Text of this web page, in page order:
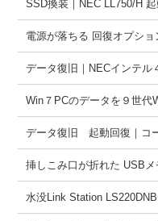
SSD換装｜NEC LL750/H
電源が落ちる 回復オプシ
データ復旧｜NECインテル
Win７PCのデータを９世代
データ復旧 起動回復｜コ
挿しこみ口が折れた USB
水没Link Station